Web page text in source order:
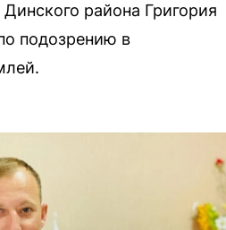
района Григория
подозрению в